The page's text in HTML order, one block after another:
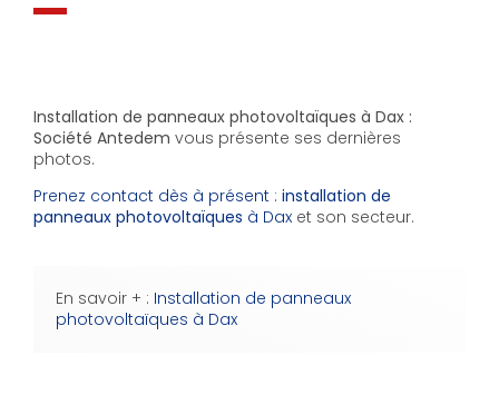
Installation de panneaux photovoltaïques à Dax :
Société Antedem vous présente ses dernières
photos.
Prenez contact dès à présent : installation de
panneaux photovoltaïques à Dax et son secteur.
En savoir + : Installation de panneaux
photovoltaïques à Dax